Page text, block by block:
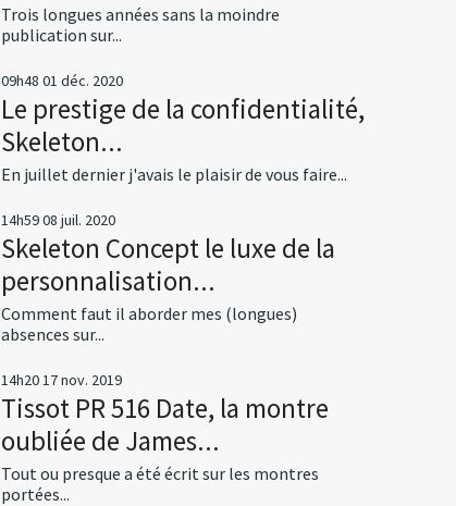
Trois longues années sans la moindre
publication sur...
09h48 01 déc. 2020
Le prestige de la confidentialité,
Skeleton...
En juillet dernier j'avais le plaisir de vous faire...
14h5908 juil. 2020
Skeleton Concept le luxe de la
personnalisation...
Comment faut il aborder mes (longues)
absences sur...
14h2017nov. 2019
Tissot PR 516 Date, la montre
oubliée de James...
Tout ou presque a été écrit sur les montres
portées...